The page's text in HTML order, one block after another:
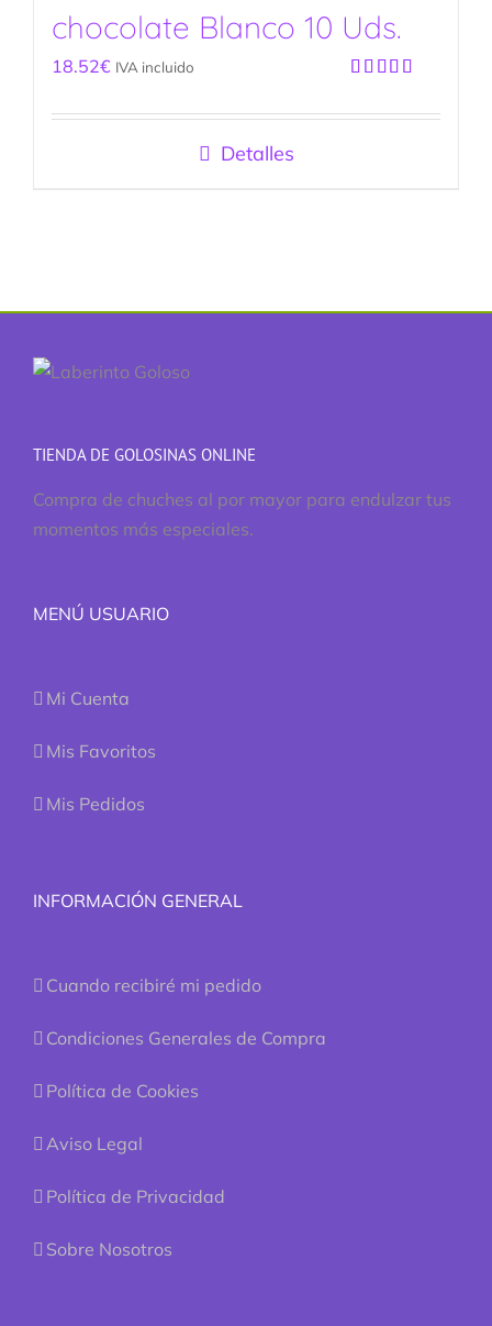
chocolate Blanco 10 Uds.
con3.50
18.52€ IVA incluido
Detalles
TIENDA DE GOLOSINAS ONLINE
Compra de chuches al por mayor para endulzar tus
momentos más especiales.
MENÚ USUARIO
Mi Cuenta
Mis Favoritos
Mis Pedidos
INFORMACIÓN GENERAL
Cuando recibiré mi pedido
Condiciones Generales de Compra
Política de Cookies
Aviso Legal
Política de Privacidad
Sobre Nosotros